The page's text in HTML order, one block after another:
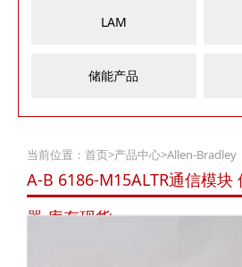
LAM
储能产品
当前位置： 首页>产品中心>Allen-Bradley
A-B 6186-M15ALTR通信模块
器 库存现货